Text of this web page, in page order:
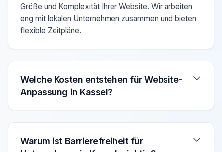
Größe und Komplexität Ihrer Website. Wir arbeiten
eng mit lokalen Unternehmen zusammen und bieten
flexible Zeitpläne.
Welche Kosten entstehen für Website-
Anpassung in Kassel?
Warum ist Barrierefreiheit für